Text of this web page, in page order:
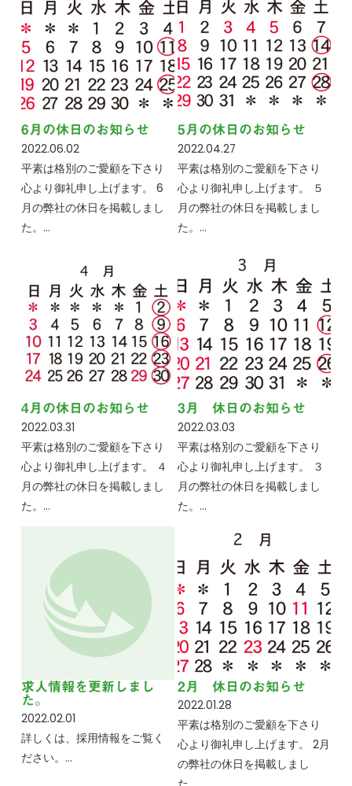
6月の休日のお知らせ
2022.06.02
平素は格別のご愛顧を下さり
心より御礼申し上げます。 6
月の弊社の休日を掲載しまし
た。…
5月の休日のお知らせ
2022.04.27
平素は格別のご愛顧を下さり
心より御礼申し上げます。 ５
月の弊社の休日を掲載しまし
た。…
4月の休日のお知らせ
2022.03.31
平素は格別のご愛顧を下さり
心より御礼申し上げます。 ４
月の弊社の休日を掲載しまし
た。…
3月 休日のお知らせ
2022.03.03
平素は格別のご愛顧を下さり
心より御礼申し上げます。 ３
月の弊社の休日を掲載しまし
た。…
求人情報を更新しまし
た。
2022.02.01
詳しくは、採用情報をご覧く
ださい。…
2月 休日のお知らせ
2022.01.28
平素は格別のご愛顧を下さり
心より御礼申し上げます。 2月
の弊社の休日を掲載しまし